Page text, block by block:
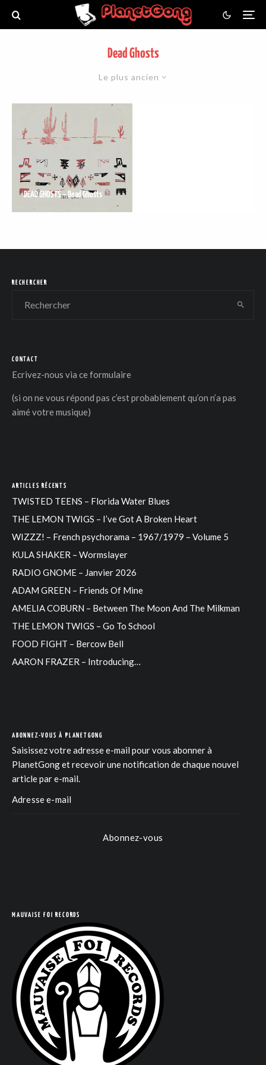
Dead Ghosts
Le plus ancien
DEAD GHOSTS – Dead Ghosts
RECHERCHER
CONTACT
Ecrivez-nous via ce formulaire
(si on ne vous répond pas c’est probablement qu’on n’a pas
aimé votre musique)
ARTICLES RÉCENTS
TWISTED TEENS – Florida Water Blues
THE LEMON TWIGS – I’ve Got A Broken Heart
WIZZZ! – French psychorama – 1967/1979 – Volume 5
KULA SHAKER – Wormslayer
RADIO GNOME – Janvier 2026
ADAM GREEN – Friends Of Mine
AMELIA COBURN – Between The Moon And The Milkman
THE LEMON TWIGS – Go To School
FOOD FIGHT – Bercow Bell
AARON FRAZER – Introducing…
ABONNEZ-VOUS À PLANETGONG
Saisissez votre adresse e-mail pour vous abonner à
PlanetGong et recevoir une notification de chaque nouvel
article par e-mail.
Abonnez-vous
MAUVAISE FOI RECORDS